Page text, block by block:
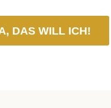
DAS WILL ICH!